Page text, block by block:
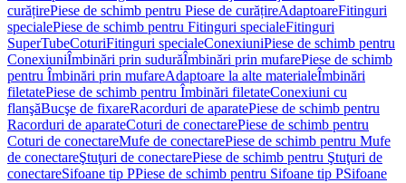
curățirePiese de schimb pentru Piese de curățireAdaptoareFitinguri
specialePiese de schimb pentru Fitinguri specialeFitinguri
SuperTubeCoturiFitinguri specialeConexiuniPiese de schimb pentru
ConexiuniÎmbinări prin sudurăÎmbinări prin mufarePiese de schimb
pentru Îmbinări prin mufareAdaptoare la alte materialeÎmbinări
filetatePiese de schimb pentru Îmbinări filetateConexiuni cu
flanşăBucşe de fixareRacorduri de aparatePiese de schimb pentru
Racorduri de aparateCoturi de conectarePiese de schimb pentru
Coturi de conectareMufe de conectarePiese de schimb pentru Mufe
de conectareŞtuţuri de conectarePiese de schimb pentru Ştuţuri de
conectareSifoane tip PPiese de schimb pentru Sifoane tip PSifoane